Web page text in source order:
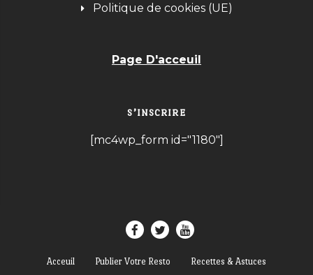
Politique de cookies (UE)
Page D'acceuil
S’INSCRIRE
[mc4wp_form id="1180"]
Acceuil Publier Votre Resto Recettes & Astuces